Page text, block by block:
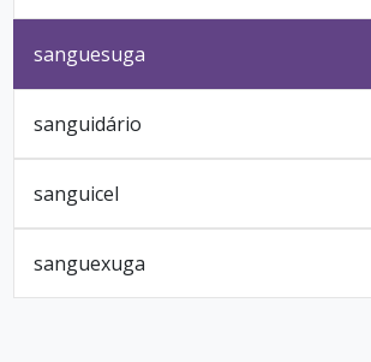
sanguesuga
sanguidário
sanguicel
sanguexuga